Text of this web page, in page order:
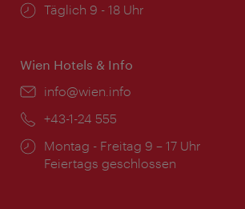
Öffnungszeiten:
Täglich 9 - 18 Uhr
Wien Hotels & Info
Email:
info@wien.info
Telefon:
+43-1-24 555
Öffnungszeiten:
Montag - Freitag 9 – 17 Uhr
Feiertags geschlossen